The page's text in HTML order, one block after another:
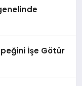
İşe Götür